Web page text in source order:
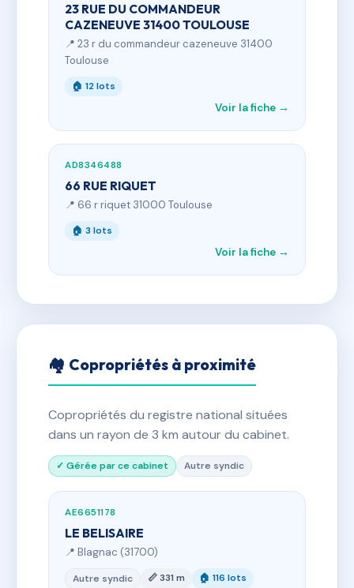
23 RUE DU COMMANDEUR
CAZENEUVE 31400 TOULOUSE
📍 23 r du commandeur cazeneuve 31400
Toulouse
🏠 12 lots
Voir la fiche →
AD8346488
66 RUE RIQUET
📍 66 r riquet 31000 Toulouse
🏠 3 lots
Voir la fiche →
🏘 Copropriétés à proximité
Copropriétés du registre national situées
dans un rayon de 3 km autour du cabinet.
✓ Gérée par ce cabinet Autre syndic
AE6651178
LE BELISAIRE
📍 Blagnac (31700)
Autre syndic 📏 331 m 🏠 116 lots